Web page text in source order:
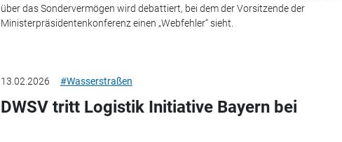
über das Sondervermögen wird debattiert, bei dem der Vorsitzende der
Ministerpräsidentenkonferenz einen „Webfehler“ sieht.
13.02.2026 #Wasserstraßen
DWSV tritt Logistik Initiative Bayern bei